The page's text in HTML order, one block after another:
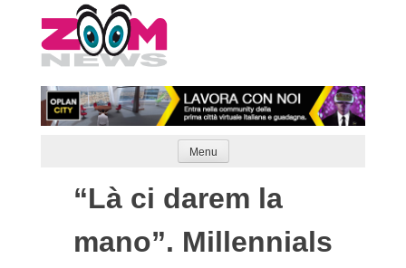
to
content
Menu
“Là ci darem la
mano”. Millennials